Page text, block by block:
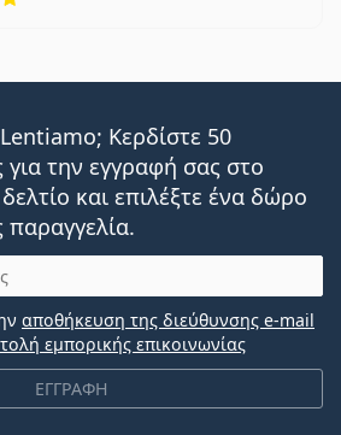
Κερδίστε 50
την εγγραφή σας στο
και επιλέξτε ένα δώρο
ΕΓΓΡΑΦΗ
αποθήκευση της διεύθυνσης e-mail
εμπορικής επικοινωνίας